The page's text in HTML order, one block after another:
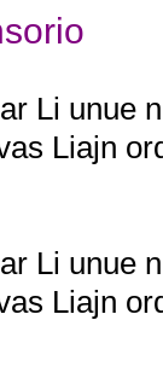
Li unue
Liajn
Li unue
Liajn